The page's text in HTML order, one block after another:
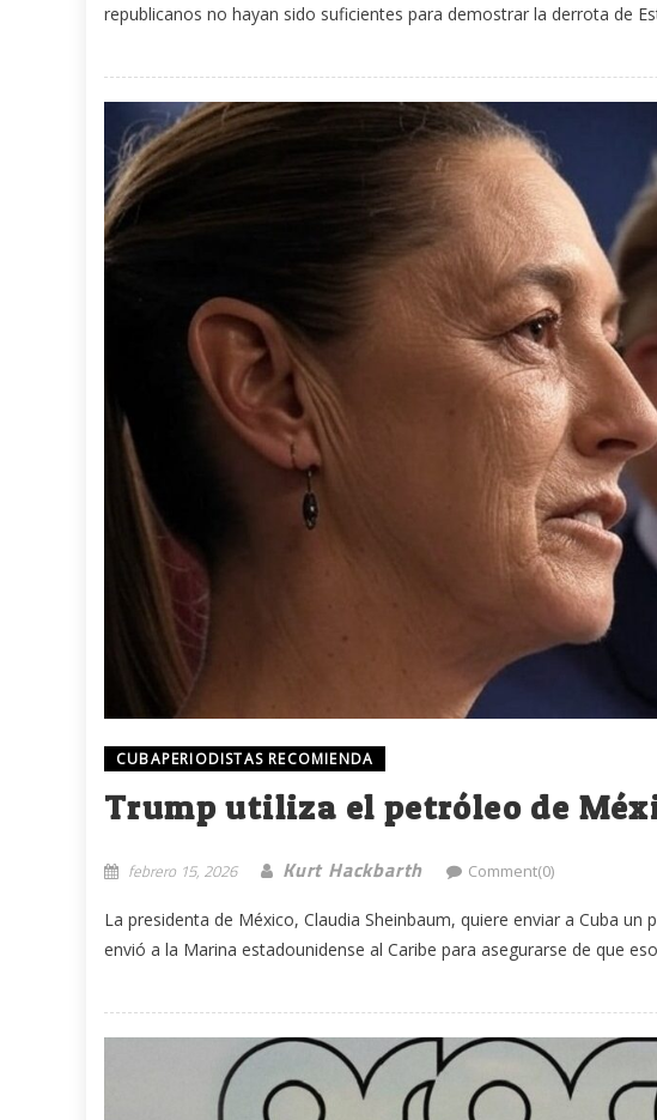
republicanos no hayan sido suficientes para demostrar la derrota de
CUBAPERIODISTAS RECOMIENDA
Trump utiliza el petróleo de
febrero 15, 2026 Kurt Hackbarth Comment(0)
La presidenta de México, Claudia Sheinbaum, quiere enviar a Cuba
envió a la Marina estadounidense al Caribe para asegurarse de que